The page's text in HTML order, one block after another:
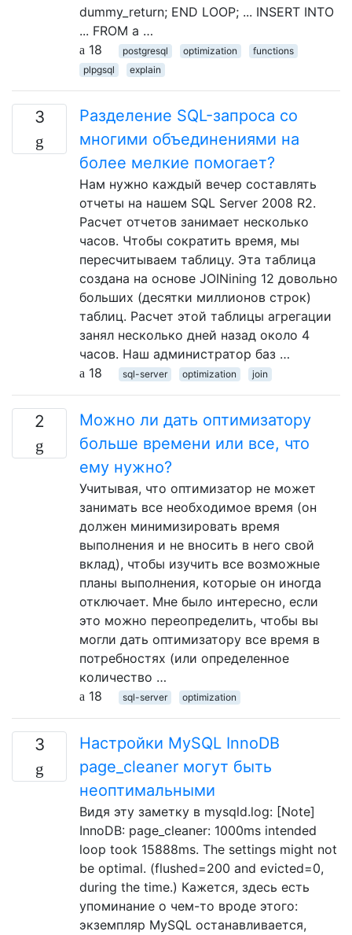
dummy_return; END LOOP; ... INSERT INTO
... FROM a …
18
postgresql optimization
functions
plpgsql
explain
3
Разделение SQL-запроса со
многими объединениями на
более мелкие помогает?
Нам нужно каждый вечер составлять
отчеты на нашем SQL Server 2008 R2.
Расчет отчетов занимает несколько
часов. Чтобы сократить время, мы
пересчитываем таблицу. Эта таблица
создана на основе JOINining 12 довольно
больших (десятки миллионов строк)
таблиц. Расчет этой таблицы агрегации
занял несколько дней назад около 4
часов. Наш администратор баз …
18
sql-server optimization join
2
Можно ли дать оптимизатору
больше времени или все, что
ему нужно?
Учитывая, что оптимизатор не может
занимать все необходимое время (он
должен минимизировать время
выполнения и не вносить в него свой
вклад), чтобы изучить все возможные
планы выполнения, которые он иногда
отключает. Мне было интересно, если
это можно переопределить, чтобы вы
могли дать оптимизатору все время в
потребностях (или определенное
количество …
18
sql-server optimization
3
Настройки MySQL InnoDB
page_cleaner могут быть
неоптимальными
Видя эту заметку в mysqld.log: [Note]
InnoDB: page_cleaner: 1000ms intended
loop took 15888ms. The settings might not
be optimal. (flushed=200 and evicted=0,
during the time.) Кажется, здесь есть
упоминание о чем-то вроде этого:
экземпляр MySQL останавливается,